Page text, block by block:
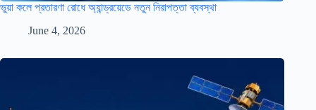
ভুয়া কলে প্রতারণা রোধে অ্যান্ড্রয়েডে নতুন নিরাপত্তা ব্যবস্থা
June 4, 2026